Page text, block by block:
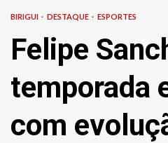
BIRIGUI DESTAQUE ESPORTES
Felipe
temporada
com